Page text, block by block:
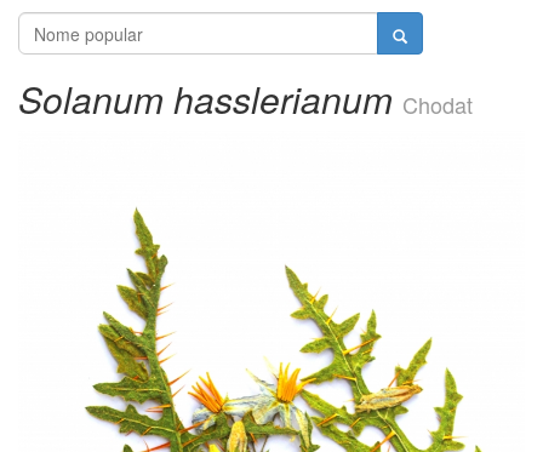
Solanum hasslerianum Chodat